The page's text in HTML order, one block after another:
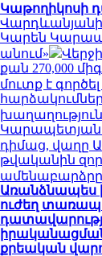
Կաթողիկոսի
Կարեն
անում»
քան 270,000
մուտք է
դիմաց, վաղը
թվականին
Առանձնապես
ուժեղ
քրեական